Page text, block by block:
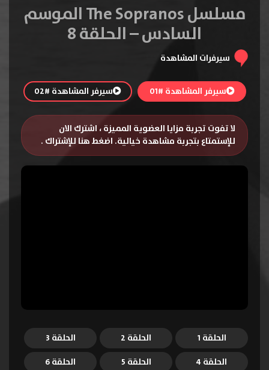
مسلسل The Sopranos الموسم
السادس – الحلقة 8
سيرفرات المشاهدة
سيرفر المشاهدة #01 سيرفر المشاهدة #02
لا تفوت تجربة مزايا العضوية المميزة ، اشترك الان
للإستمتاع بتجربة مشاهدة خيالية. اضغط هنا للإشتراك .
الحلقة 1 الحلقة 2
الحلقة 3
الحلقة 4
الحلقة 5 الحلقة 6